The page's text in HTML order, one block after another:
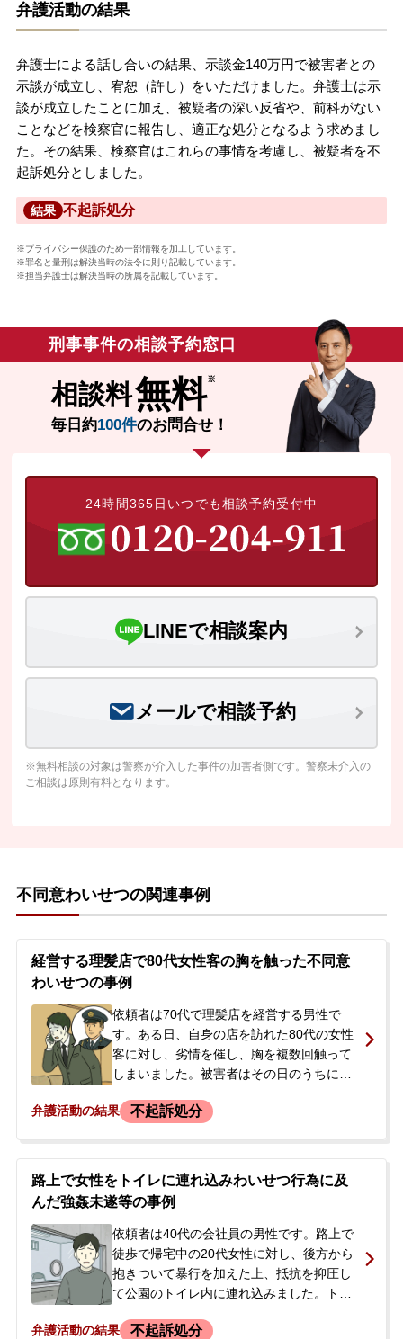
弁護活動の結果
弁護士による話し合いの結果、示談金140万円で被害者との
示談が成立し、宥恕（許し）をいただけました。弁護士は示
談が成立したことに加え、被疑者の深い反省や、前科がない
ことなどを検察官に報告し、適正な処分となるよう求めまし
た。その結果、検察官はこれらの事情を考慮し、被疑者を不
起訴処分としました。
結果 不起訴処分
※プライバシー保護のため一部情報を加工しています。
※罪名と量刑は解決当時の法令に則り記載しています。
※担当弁護士は解決当時の所属を記載しています。
刑事事件の相談予約窓口
相談料無料
毎日約100件のお問合せ！
24時間365日いつでも相談予約受付中
LINEで相談案内
メールで相談予約
※無料相談の対象は警察が介入した事件の加害者側です。警察未介入の
ご相談は原則有料となります。
不同意わいせつの関連事例
経営する理髪店で80代女性客の胸を触った不同意
わいせつの事例
依頼者は70代で理髪店を経営する男性で
す。ある日、自身の店を訪れた80代の女性
客に対し、劣情を催し、胸を複数回触って
しまいました。被害者はその日のうちに警
実を認め、被害者に謝罪しました。当初、
者はその後も警察の取り調べを受け、次回
は検察庁で取り調べを受ける予定で、「裁
判になるかもしれない」と言われました。
事件化していることを知った家族から弁護
士に相談するよう勧められ、示談による不
起訴処分を目指して当事務所に来所されま
した。
弁護活動の結果 不起訴処分
路上で女性をトイレに連れ込みわいせつ行為に及
んだ強姦未遂等の事例
依頼者は40代の会社員の男性です。路上で
徒歩で帰宅中の20代女性に対し、後方から
抱きついて暴行を加えた上、抵抗を抑圧し
て公園のトイレ内に連れ込みました。トイ
分間にわたり監禁。その間、着衣を脱がせ
弁護活動の結果 不起訴処分